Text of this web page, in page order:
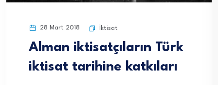
28 Mart 2018 İktisat
Alman iktisatçıların Türk
iktisat tarihine katkıları